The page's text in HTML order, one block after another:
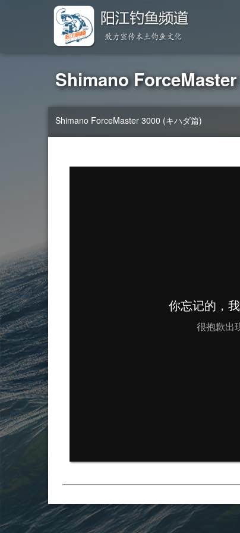
Shimano
Shimano ForceMaster 3000 (キハダ篇)